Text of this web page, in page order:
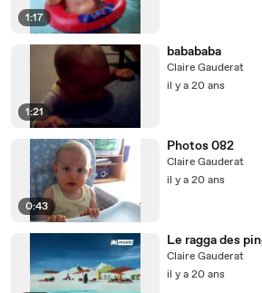
1:17
1:21
babababa
Claire Gauderat
il y a 20 ans
0:43
Photos 082
Claire Gauderat
il y a 20 ans
Le ragga des
Claire Gauderat
il y a 20 ans